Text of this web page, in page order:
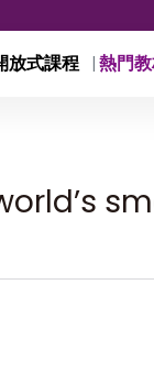
放式課程 熱門